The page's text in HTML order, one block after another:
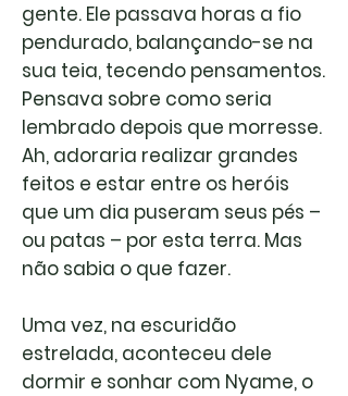
gente. Ele passava horas a fio
pendurado, balançando-se na
sua teia, tecendo pensamentos.
Pensava sobre como seria
lembrado depois que morresse.
Ah, adoraria realizar grandes
feitos e estar entre os heróis
que um dia puseram seus pés –
ou patas – por esta terra. Mas
não sabia o que fazer.
Uma vez, na escuridão
estrelada, aconteceu dele
dormir e sonhar com Nyame, o